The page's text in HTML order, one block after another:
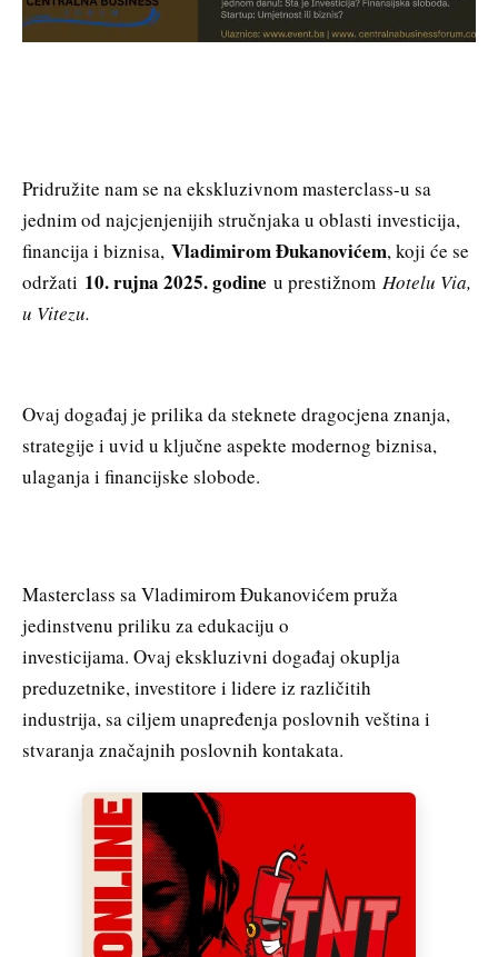
Pridružite nam se na ekskluzivnom masterclass-u sa
jednim od najcjenjenijih stručnjaka u oblasti investicija,
financija i biznisa, Vladimirom Đukanovićem, koji će se
održati 10. rujna 2025. godine u prestižnom Hotelu Via,
u Vitezu.
Ovaj događaj je prilika da steknete dragocjena znanja,
strategije i uvid u ključne aspekte modernog biznisa,
ulaganja i financijske slobode.
Masterclass sa Vladimirom Đukanovićem pruža
jedinstvenu priliku za edukaciju o
investicijama. Ovaj ekskluzivni događaj okuplja
preduzetnike, investitore i lidere iz različitih
industrija, sa ciljem unapređenja poslovnih veština i
stvaranja značajnih poslovnih kontakata.